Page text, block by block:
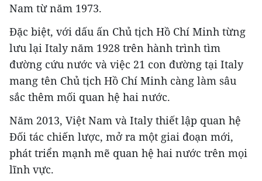
Nam từ năm 1973.
Đặc biệt, với dấu ấn Chủ tịch Hồ Chí Minh từng
lưu lại Italy năm 1928 trên hành trình tìm
đường cứu nước và việc 21 con đường tại Italy
mang tên Chủ tịch Hồ Chí Minh càng làm sâu
sắc thêm mối quan hệ hai nước.
Năm 2013, Việt Nam và Italy thiết lập quan hệ
Đối tác chiến lược, mở ra một giai đoạn mới,
phát triển mạnh mẽ quan hệ hai nước trên mọi
lĩnh vực.